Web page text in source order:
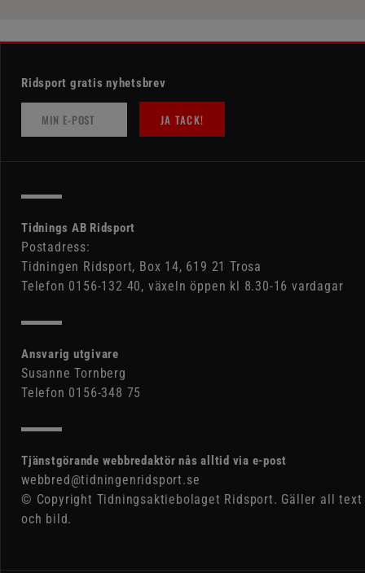
Ridsport gratis nyhetsbrev
JA TACK!
Tidnings AB Ridsport
Postadress:
Tidningen Ridsport, Box 14, 619 21 Trosa
Telefon 0156-132 40, växeln öppen kl 8.30-16 vardagar
Ansvarig utgivare
Susanne Tornberg
Telefon 0156-348 75
Tjänstgörande webbredaktör nås alltid via e-post
webbred@tidningenridsport.se
© Copyright Tidningsaktiebolaget Ridsport. Gäller all text
och bild.